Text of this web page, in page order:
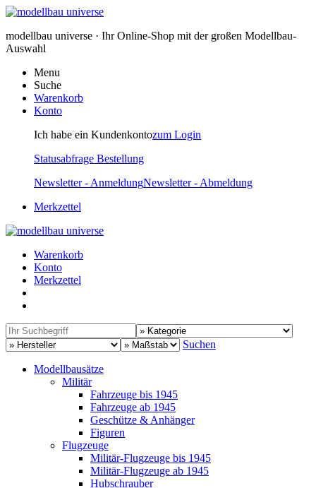
modellbau universe · Ihr Online-Shop mit der großen Modellbau-
Auswahl
Menu
Suche
Warenkorb
Konto
Ich habe ein Kundenkontozum Login
Statusabfrage Bestellung
Newsletter - AnmeldungNewsletter - Abmeldung
Merkzettel
Warenkorb
Konto
Merkzettel
Suchen
Modellbausätze
Militär
Fahrzeuge bis 1945
Fahrzeuge ab 1945
Geschütze & Anhänger
Figuren
Flugzeuge
Militär-Flugzeuge bis 1945
Militär-Flugzeuge ab 1945
Hubschrauber